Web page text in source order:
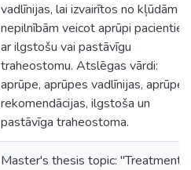
vadlīnijas, lai izvairītos no kļūdām
nepilnībām veicot aprūpi
ar ilgstošu vai pastāvīgu
traheostomu. Atslēgas vārdi:
aprūpe, aprūpes vadlīnijas, aprūpes
rekomendācijas, ilgstoša un
pastāvīga traheostoma.
Master's thesis topic: "Treatment